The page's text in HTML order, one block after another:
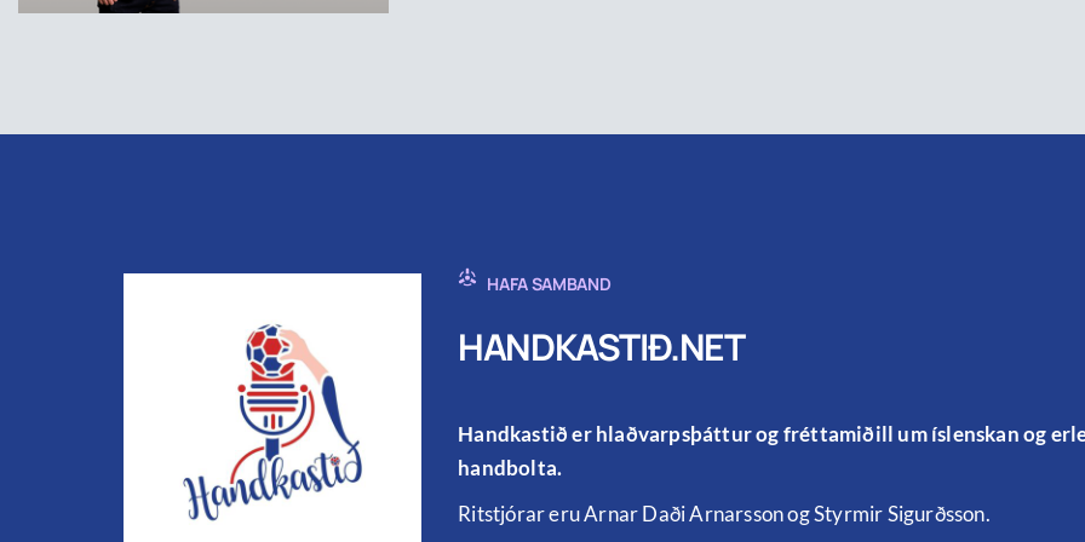
HAFA SAMBAND
HANDKASTIÐ.NET
Handkastið er hlaðvarpsþáttur og fréttamiðill um íslenskan og
handbolta.
Ritstjórar eru Arnar Daði Arnarsson og Styrmir Sigurðsson.